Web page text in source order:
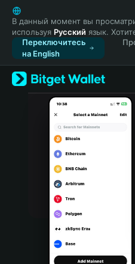
English
日本語
Tiếng Việt
Русский
Español (Latinoamérica)
Türkçe
Italiano
Português (Portugal)
Bahasa Indonesia
Português (Brasil)
В данный момент вы
используя Русский язык.
Переключитесь
на English